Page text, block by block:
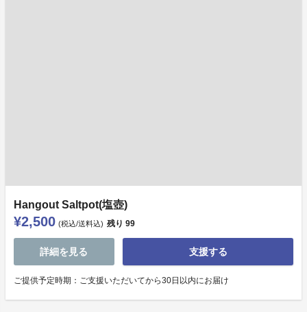
Hangout Saltpot(塩壺)
¥2,500 (税込/送料込) 残り 99
詳細を見る 支援する
ご提供予定時期：ご支援いただいてから30日以内にお届け